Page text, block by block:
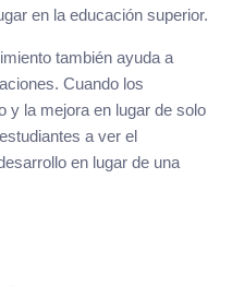
en la educación superior.
también ayuda a
Cuando los
y la mejora en lugar de solo
a ver el
en lugar de una